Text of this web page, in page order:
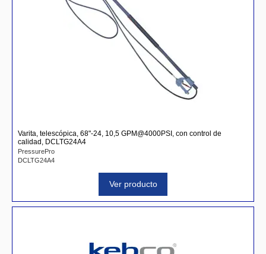
Varita, telescópica, 68"-24, 10,5 GPM@4000PSI, con control de
calidad, DCLTG24A4
PressurePro
DCLTG24A4
Ver producto